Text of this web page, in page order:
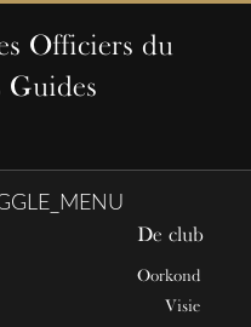
Officiers du
Guides
De club
Oorkond
Visie